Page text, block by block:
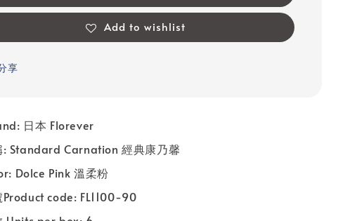
Add to wishlist
享
日本 Florever
: Standard Carnation 經典康乃馨
Dolce Pink 溫柔粉
Product code: FL1100-90